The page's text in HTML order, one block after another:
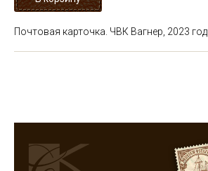
Почтовая карточка. ЧВК Вагнер, 2023 год